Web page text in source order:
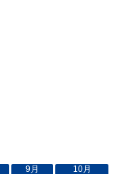
9月 10月